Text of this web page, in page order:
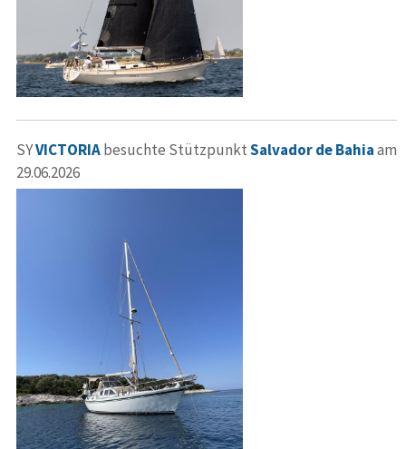
SYVICTORIAbesuchte StützpunktSalvador de Bahiaam
29.06.2026